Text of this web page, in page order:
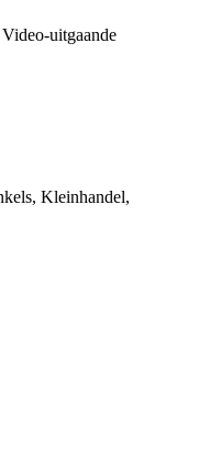
uitgaande
Kleinhandel,